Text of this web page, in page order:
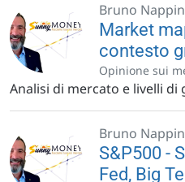
Bruno
Market
contesto
Opinione sui
Analisi di mercato e livelli di
Bruno
S&P500 -
Fed, Big